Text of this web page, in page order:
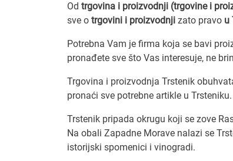
Od trgovina i proizvodnji (trgovine i
sve o trgovini i proizvodnji zato pravo u
Potrebna Vam je firma koja se bavi
pronađete sve što Vas interesuje, ne
Trgovina i proizvodnja Trstenik
pronaći sve potrebne artikle u Trsteniku.
Trstenik pripada okrugu koji se zove
Na obali Zapadne Morave nalazi se
istorijski spomenici i vinogradi.